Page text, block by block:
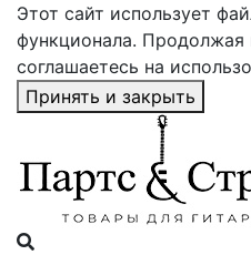
Этот сайт использует
функционала. Продолжая
соглашаетесь на
Принять и закрыть